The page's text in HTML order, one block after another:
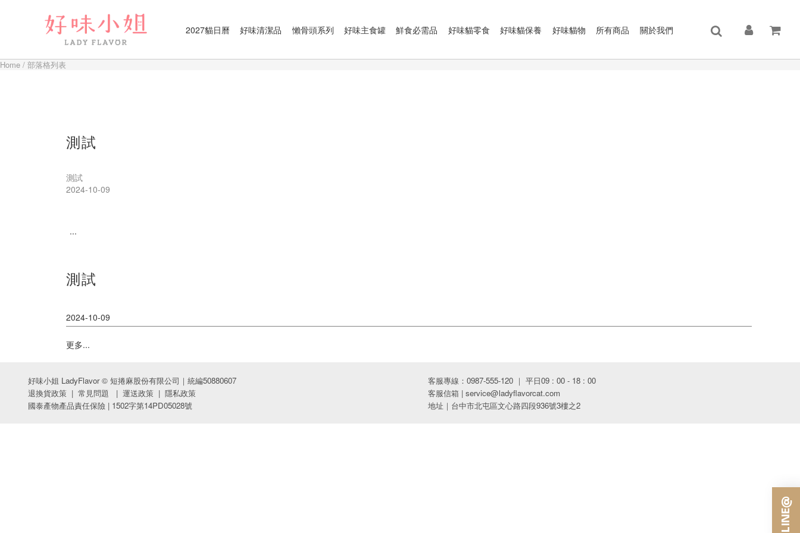
2027貓日曆 好味清潔品 懶骨頭系列 好味主食罐 鮮食必需品 好味貓零食 好味貓保養 好味貓物 所有商品 關於我們
Home / 部落格列表
測試
測試
2024-10-09
...
測試
2024-10-09
更多...
好味小姐 LadyFlavor © 短捲麻股份有限公司｜統編50880607
退換貨政策 | 常見問題 | 運送政策 | 隱私政策
國泰產物產品責任保險 | 1502字第14PD05028號
客服專線：0987-555-120 ｜ 平日09 : 00 - 18 : 00
客服信箱 | service@ladyflavorcat.com
地址｜台中市北屯區文心路四段936號3樓之2